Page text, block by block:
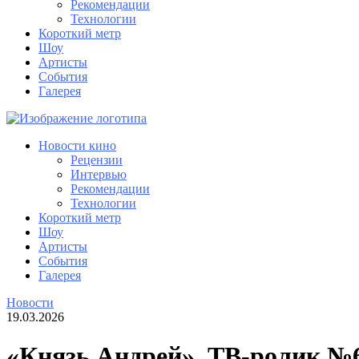
Рекомендации
Технологии
Короткий метр
Шоу
Артисты
События
Галерея
Новости кино
Рецензии
Интервью
Рекомендации
Технологии
Короткий метр
Шоу
Артисты
События
Галерея
Новости
19.03.2026